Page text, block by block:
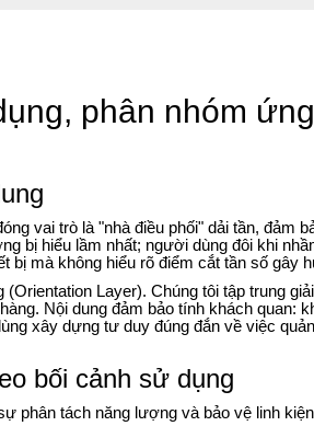
phân nhóm
vai trò là "nhà điều phối" dải tần, đảm
bị hiểu lầm nhất; người dùng đôi khi
bị mà không hiểu rõ điểm cắt tần số gây
Layer). Chúng tôi tập trung
Nội dung đảm bảo tính khách quan:
xây dựng tư duy đúng đắn về việc
bối cảnh sử dụng
phân tách năng lượng và bảo vệ linh